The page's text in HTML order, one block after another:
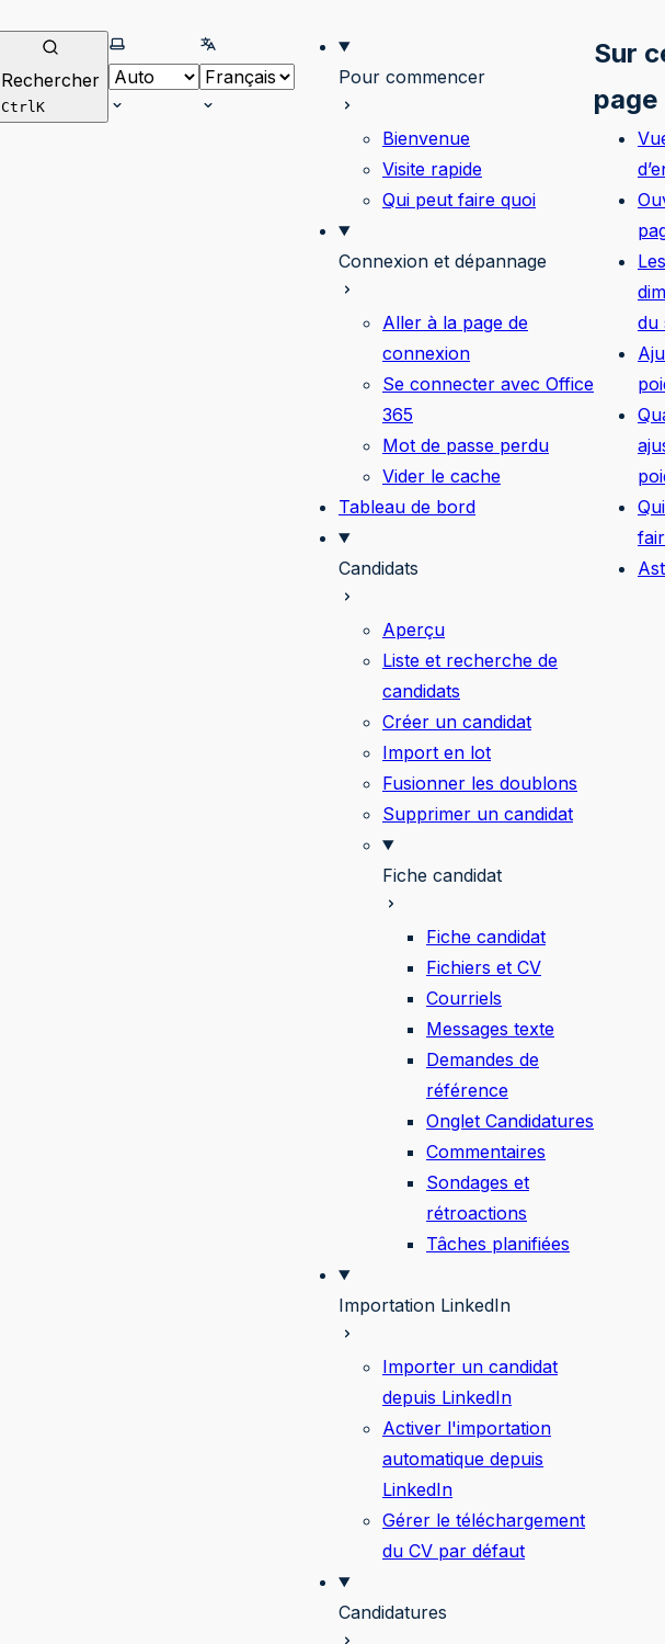
Rechercher
CtrlK
Selectionner le thèmeSelectionner la langue
Pour commencer
Bienvenue
Visite rapide
Qui peut faire quoi
Connexion et dépannage
Aller à la page de
connexion
Se connecter avec Office
365
Mot de passe perdu
Vider le cache
Tableau de bord
Candidats
Aperçu
Liste et recherche de
candidats
Créer un candidat
Import en lot
Fusionner les doublons
Supprimer un candidat
Fiche candidat
Fiche candidat
Fichiers et CV
Courriels
Messages texte
Demandes de
référence
Onglet Candidatures
Commentaires
Sondages et
rétroactions
Tâches planifiées
Importation LinkedIn
Importer un candidat
depuis LinkedIn
Activer l'importation
automatique depuis
LinkedIn
Gérer le téléchargement
du CV par défaut
Candidatures
Sur
page
Les
du